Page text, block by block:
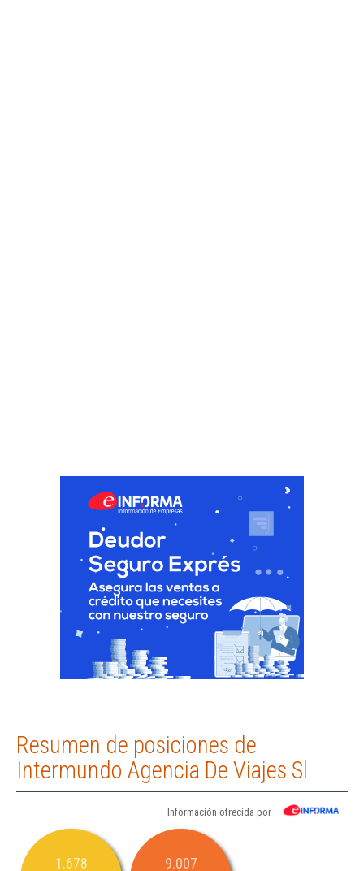
Resumen de posiciones de
Intermundo Agencia De Viajes Sl
Información ofrecida por
1.678 9.007